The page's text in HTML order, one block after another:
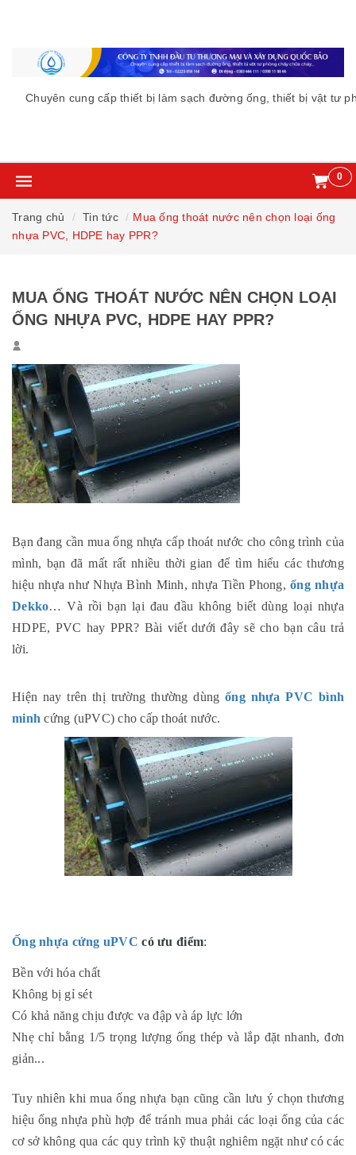
cung cấp thiết bị làm sạch đường ống, thiết bị vật tư phòng
0
Trang chủ Tin tức
Mua ống thoát nước nên chọn loại ống
nhựa PVC, HDPE hay PPR?
MUA ỐNG THOÁT NƯỚC NÊN CHỌN LOẠI
ỐNG NHỰA PVC, HDPE HAY PPR?
Bạn đang cần mua ống nhựa cấp thoát nước cho công trình của
mình, bạn đã mất rất nhiều thời gian để tìm hiểu các thương
hiệu nhựa như Nhựa Bình Minh, nhựa Tiền Phong,ống nhựa
Dekko… Và rồi bạn lại đau đầu không biết dùng loại nhựa
HDPE, PVC hay PPR? Bài viết dưới đây sẽ cho bạn câu trả
lời.
Hiện nay trên thị trường thường dùngống nhựa PVC bình
minh cứng (uPVC) cho cấp thoát nước.
Ống nhựa cứng uPVC có ưu điểm:
Bền với hóa chất
Không bị gỉ sét
Có khả năng chịu được va đập và áp lực lớn
Nhẹ chỉ bằng 1/5 trọng lượng ống thép và lắp đặt nhanh, đơn
giản...
Tuy nhiên khi mua ống nhựa bạn cũng cần lưu ý chọn thương
hiệu ống nhựa phù hợp để tránh mua phải các loại ống của các
cơ sở không qua các quy trình kỹ thuật nghiêm ngặt như có các